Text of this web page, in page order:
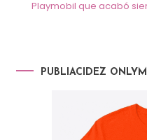
Playmobil que acabó
PUBLIACIDEZ